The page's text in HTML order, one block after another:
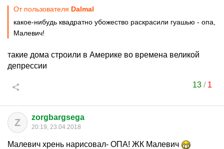
От пользователя Dalmal
какое-нибудь квадратно убожество раскрасили гуашью - опа,
Малевич!
такие дома строили в Америке во времена великой
депрессии
13 / 1
Z zorgbargsega
20:19, 23.04.2018
Малевич хрень нарисовал- ОПА! ЖК Малевич